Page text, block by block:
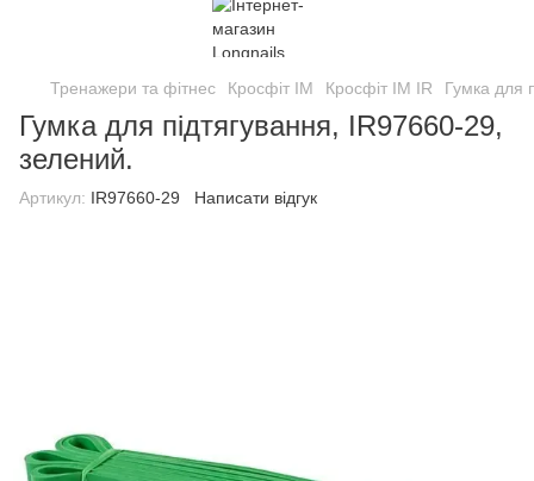
Тренажери та фітнес Кросфіт IM Кросфіт IM IR Гумка для
Гумка для підтягування, IR97660-29,
зелений.
Артикул: IR97660-29 Написати відгук